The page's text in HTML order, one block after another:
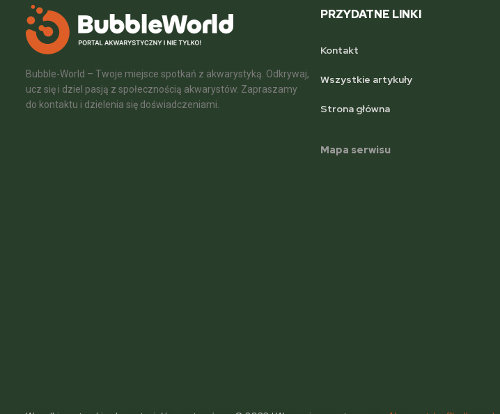
Bubble-World – Twoje miejsce spotkań z akwarystyką. Odkrywaj,
ucz się i dziel pasją z społecznością akwarystów. Zapraszamy
do kontaktu i dzielenia się doświadczeniami.
PRZYDATNE LINKI
Kontakt
Wszystkie artykuły
Strona główna
Mapa serwisu